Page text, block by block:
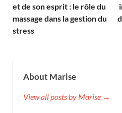
et de son esprit : le rôle du
massage dans la gestion du
stress
About Marise
View all posts by Marise →